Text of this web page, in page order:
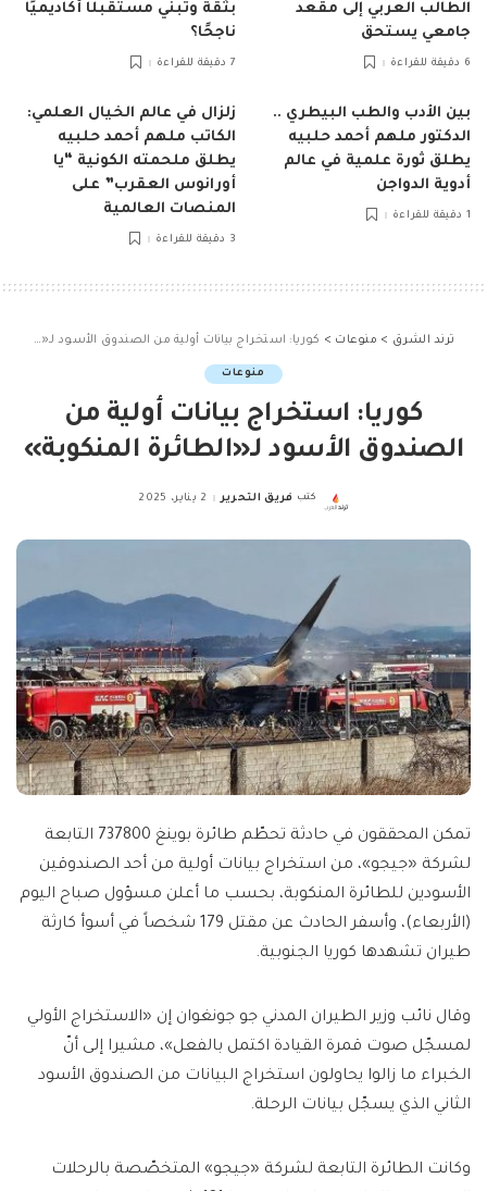
الطالب العربي إلى مقعد
جامعي يستحق
6 دقيقة للقراءة
بثقة وتبني مستقبلًا أكاديميًا
ناجحًا؟
7 دقيقة للقراءة
بين الأدب والطب البيطري ..
الدكتور ملهم أحمد حلبيه
يطلق ثورة علمية في عالم
أدوية الدواجن
1 دقيقة للقراءة
زلزال في عالم الخيال العلمي:
الكاتب ملهم أحمد حلبيه
يطلق ملحمته الكونية “يا
أورانوس العقرب” على
المنصات العالمية
3 دقيقة للقراءة
ترند الشرق > منوعات > كوريا: استخراج بيانات أولية من الصندوق الأسود لـ«الطائرة المنكوبة»
منوعات
كوريا: استخراج بيانات أولية من
الصندوق الأسود لـ«الطائرة المنكوبة»
Posted
كتب فريق التحرير 2 يناير، 2025
تمكن المحققون في حادثة تحطّم طائرة بوينغ 737800 التابعة
لشركة «جيجو»، من استخراج بيانات أولية من أحد الصندوقين
الأسودين للطائرة المنكوبة، بحسب ما أعلن مسؤول صباح اليوم
(الأربعاء)، وأسفر الحادث عن مقتل 179 شخصاً في أسوأ كارثة
طيران تشهدها كوريا الجنوبية.
وقال نائب وزير الطيران المدني جو جونغوان إن «الاستخراج الأولي
لمسجّل صوت قمرة القيادة اكتمل بالفعل»، مشيرا إلى أنّ
الخبراء ما زالوا يحاولون استخراج البيانات من الصندوق الأسود
الثاني الذي يسجّل بيانات الرحلة.
وكانت الطائرة التابعة لشركة «جيجو» المتخصّصة بالرحلات